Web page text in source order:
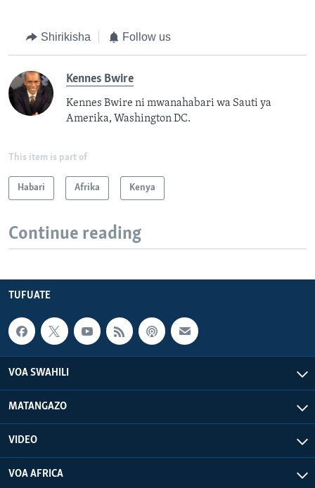
Shirikisha Follow us
Kennes Bwire
Kennes Bwire ni mwanahabari wa Sauti ya
Amerika, Washington DC.
This item is part of
Habari Afrika Kenya
Continue reading
TUFUATE
VOA SWAHILI
MATANGAZO
VIDEO
VOA AFRICA